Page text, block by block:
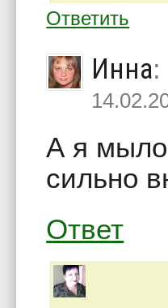
Ответить
Инна:
А я мыло
сильно
Ответ